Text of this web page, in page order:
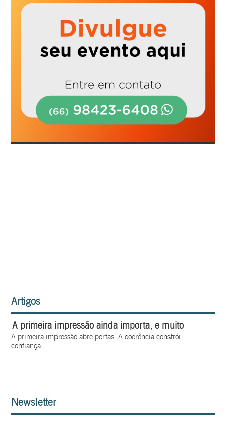
Artigos
A primeira impressão ainda importa, e muito
A primeira impressão abre portas. A coerência constrói
confiança.
Newsletter